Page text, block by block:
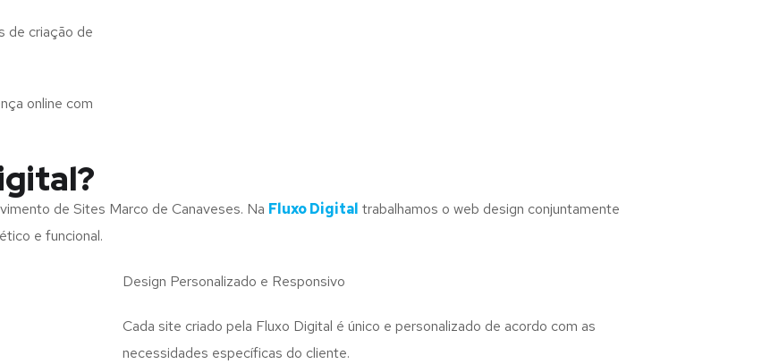
de criação de
online com
de Sites Marco de Canaveses. Na Fluxo Digital trabalhamos o web design conjuntamente
e funcional.
Design Personalizado e Responsivo
Cada site criado pela Fluxo Digital é único e personalizado de acordo com as
necessidades específicas do cliente.